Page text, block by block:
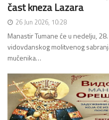
čast kneza Lazara
26 Jun 2026, 10:28
Manastir Tumane će u nedelju,
vidovdanskog molitvenog
mučenika…